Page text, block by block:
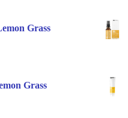
Grass
Grass